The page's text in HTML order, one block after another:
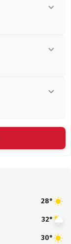
28°
32°
30°